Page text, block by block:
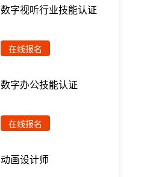
数字视听行业技能认证
在线报名
数字办公技能认证
在线报名
动画设计师